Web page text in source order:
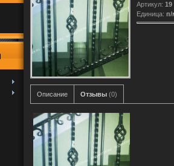
Артикул: 19
Единица: п/
Описание Отзывы (0)